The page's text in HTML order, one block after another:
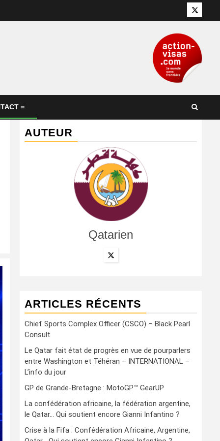
Twitter
=
AUTEUR
Qatarien
ARTICLES RÉCENTS
Chief Sports Complex Officer (CSCO) – Black Pearl
Consult
Le Qatar fait état de progrès en vue de pourparlers
entre Washington et Téhéran – INTERNATIONAL –
L’info du jour
GP de Grande-Bretagne : MotoGP™ GearUP
La confédération africaine, la fédération argentine,
le Qatar… Qui soutient encore Gianni Infantino ?
Crise à la Fifa : Confédération Africaine, Argentine,